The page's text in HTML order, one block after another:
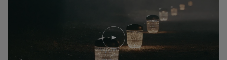
Riproduci
video
Video
YouTube,